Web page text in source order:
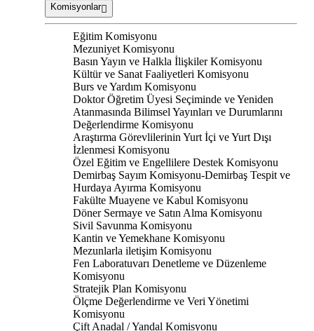
Komisyonlar
Eğitim Komisyonu
Mezuniyet Komisyonu
Basın Yayın ve Halkla İlişkiler Komisyonu
Kültür ve Sanat Faaliyetleri Komisyonu
Burs ve Yardım Komisyonu
Doktor Öğretim Üyesi Seçiminde ve Yeniden
Atanmasında Bilimsel Yayınları ve Durumlarını
Değerlendirme Komisyonu
Araştırma Görevlilerinin Yurt İçi ve Yurt Dışı
İzlenmesi Komisyonu
Özel Eğitim ve Engellilere Destek Komisyonu
Demirbaş Sayım Komisyonu-Demirbaş Tespit ve
Hurdaya Ayırma Komisyonu
Fakülte Muayene ve Kabul Komisyonu
Döner Sermaye ve Satın Alma Komisyonu
Sivil Savunma Komisyonu
Kantin ve Yemekhane Komisyonu
Mezunlarla iletişim Komisyonu
Fen Laboratuvarı Denetleme ve Düzenleme
Komisyonu
Stratejik Plan Komisyonu
Ölçme Değerlendirme ve Veri Yönetimi
Komisyonu
Çift Anadal / Yandal Komisyonu